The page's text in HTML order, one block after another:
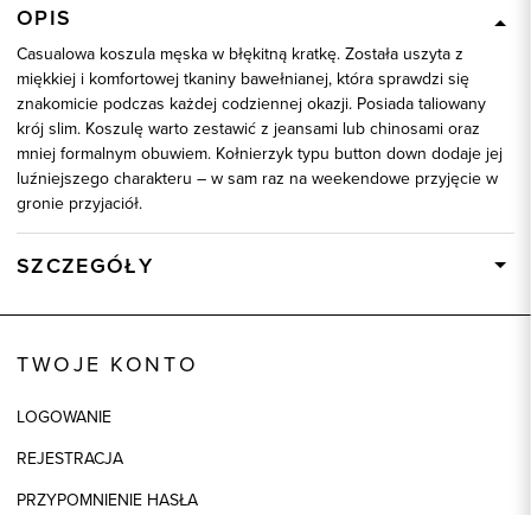
OPIS
Casualowa koszula męska w błękitną kratkę. Została uszyta z
miękkiej i komfortowej tkaniny bawełnianej, która sprawdzi się
znakomicie podczas każdej codziennej okazji. Posiada taliowany
krój slim. Koszulę warto zestawić z jeansami lub chinosami oraz
mniej formalnym obuwiem. Kołnierzyk typu button down dodaje jej
luźniejszego charakteru – w sam raz na weekendowe przyjęcie w
gronie przyjaciół.
SZCZEGÓŁY
TWOJE KONTO
LOGOWANIE
REJESTRACJA
PRZYPOMNIENIE HASŁA